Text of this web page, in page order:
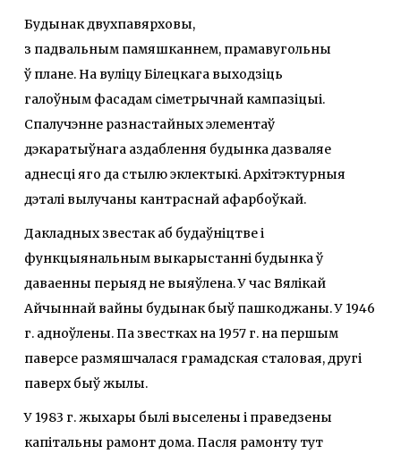
Будынак двухпавярховы,
з падвальным памяшканнем, прамавугольны
ў плане. На вуліцу Білецкага выходзіць
галоўным фасадам сіметрычнай кампазіцыі.
Спалучэнне разнастайных элементаў
дэкаратыўнага аздаблення будынка дазваляе
аднесці яго да стылю эклектыкі. Архітэктурныя
дэталі вылучаны кантраснай афарбоўкай.
Дакладных звестак аб будаўніцтве і
функцыянальным выкарыстанні будынка ў
даваенны перыяд не выяўлена. У час Вялікай
Айчыннай вайны будынак быў пашкоджаны. У 1946
г. адноўлены. Па звестках на 1957 г. на першым
паверсе размяшчалася грамадская сталовая, другі
паверх быў жылы.
У 1983 г. жыхары былі выселены і праведзены
капітальны рамонт дома. Пасля рамонту тут